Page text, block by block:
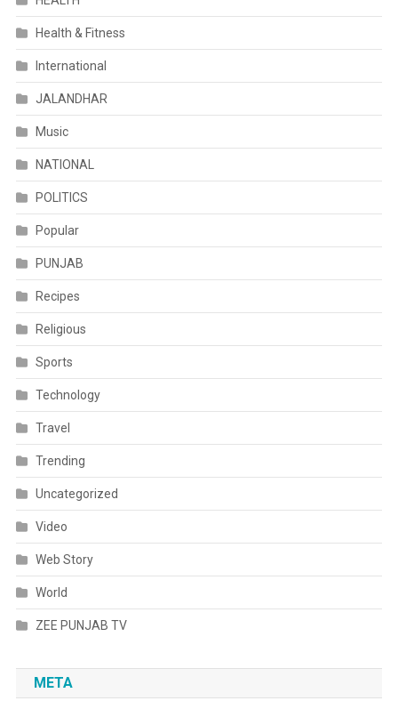
Health & Fitness
International
JALANDHAR
Music
NATIONAL
POLITICS
Popular
PUNJAB
Recipes
Religious
Sports
Technology
Travel
Trending
Uncategorized
Video
Web Story
World
ZEE PUNJAB TV
META